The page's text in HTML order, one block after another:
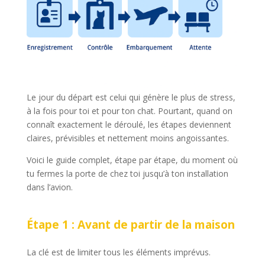
Le jour du départ est celui qui génère le plus de stress,
à la fois pour toi et pour ton chat. Pourtant, quand on
connaît exactement le déroulé, les étapes deviennent
claires, prévisibles et nettement moins angoissantes.
Voici le guide complet, étape par étape, du moment où
tu fermes la porte de chez toi jusqu’à ton installation
dans l’avion.
Étape 1 : Avant de partir de la maison
La clé est de limiter tous les éléments imprévus.